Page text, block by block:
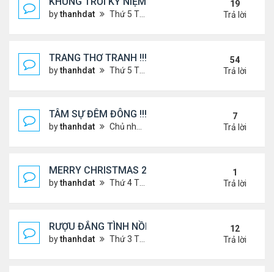
bythanhdat Thứ 5 Tháng 6 27, 2024 9:56 am
19
Trả lời
TRANG THƠ TRANH !!!
bythanhdat Thứ 5 Tháng 6 27, 2024 3:38 pm
54
Trả lời
TÂM SỰ ĐÊM ĐÔNG !!!
bythanhdat Chủ nhật Tháng 12 15, 2024 9:37 am
7
Trả lời
MERRY CHRISTMAS 2025 & HAPPY NEW YEAR
bythanhdat Thứ 4 Tháng 12 24, 2025 1:30 pm
1
Trả lời
RƯỢU ĐẮNG TÌNH NỒNG !!!
bythanhdat Thứ 3 Tháng 8 06, 2024 3:49 pm
12
Trả lời